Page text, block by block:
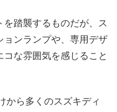
踏襲するものだが、ス
ョンランプや、専用デザ
な雰囲気を感じること
から多くのスズキディ